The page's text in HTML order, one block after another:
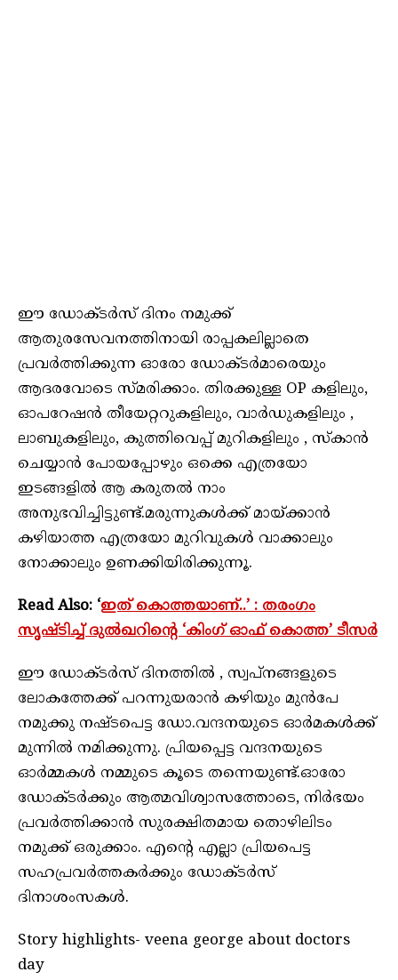
ഈ ഡോക്ടർസ് ദിനം നമുക്ക്
ആതുരസേവനത്തിനായി രാപ്പകലില്ലാതെ
പ്രവർത്തിക്കുന്ന ഓരോ ഡോക്ടർമാരെയും
ആദരവോടെ സ്മരിക്കാം. തിരക്കുള്ള OP കളിലും,
ഓപറേഷൻ തീയേറ്ററുകളിലും, വാർഡുകളിലും ,
ലാബുകളിലും, കുത്തിവെപ്പ് മുറികളിലും , സ്കാൻ
ചെയ്യാൻ പോയപ്പോഴും ഒക്കെ എത്രയോ
ഇടങ്ങളിൽ ആ കരുതൽ നാം
അനുഭവിച്ചിട്ടുണ്ട്.മരുന്നുകൾക്ക് മായ്ക്കാൻ
കഴിയാത്ത എത്രയോ മുറിവുകൾ വാക്കാലും
നോക്കാലും ഉണക്കിയിരിക്കുന്നൂ.
Read Also: ‘ഇത് കൊത്തയാണ്..’ : തരംഗം
സൃഷ്ടിച്ച് ദുൽഖറിന്റെ ‘കിംഗ് ഓഫ് കൊത്ത’ ടീസർ
ഈ ഡോക്ടർസ് ദിനത്തിൽ , സ്വപ്നങ്ങളുടെ
ലോകത്തേക്ക് പറന്നുയരാൻ കഴിയും മുൻപേ
നമുക്കു നഷ്ടപെട്ട ഡോ.വന്ദനയുടെ ഓർമകൾക്ക്
മുന്നിൽ നമിക്കുന്നു. പ്രിയപ്പെട്ട വന്ദനയുടെ
ഓർമ്മകൾ നമ്മുടെ കൂടെ തന്നെയുണ്ട്.ഓരോ
ഡോക്ടർക്കും ആത്മവിശ്വാസത്തോടെ, നിർഭയം
പ്രവർത്തിക്കാൻ സുരക്ഷിതമായ തൊഴിലിടം
നമുക്ക് ഒരുക്കാം. എന്റെ എല്ലാ പ്രിയപെട്ട
സഹപ്രവർത്തകർക്കും ഡോക്ടർസ്
ദിനാശംസകൾ.
Story highlights- veena george about doctors
day